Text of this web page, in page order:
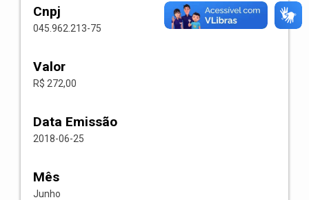
Cnpj
045.962.213-75
Valor
R$ 272,00
Data Emissão
2018-06-25
Mês
Junho